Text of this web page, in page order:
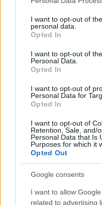
not limited to your visit or
grant or deny consent to
use your data for below
consent section.
I want to opt-out of
personal data.
Opted In
I want to opt-out of
Personal Data.
Opted In
I want to opt-out of
Personal Data for
Opted In
I want to opt-out of
Retention, Sale, and/
Personal Data that Is
Purposes for which it
Opted Out
Google consents
I want to allow
related to advertising
opportunità per
assicurazioni.
AUTORE